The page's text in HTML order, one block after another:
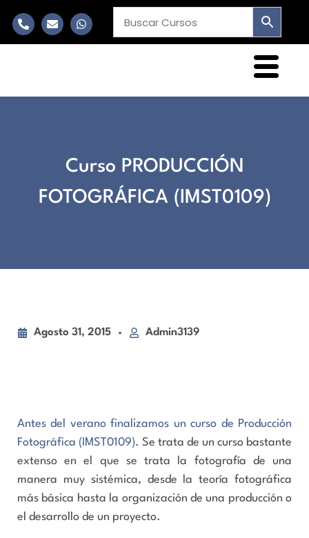
Curso PRODUCCIÓN
FOTOGRÁFICA (IMST0109)
Agosto 31, 2015 Admin3139
Antes del verano finalizamos un curso de Producción
Fotográfica (IMST0109). Se trata de un curso bastante
extenso en el que se trata la fotografía de una
manera muy sistémica, desde la teoría fotográfica
más básica hasta la organización de una producción o
el desarrollo de un proyecto.